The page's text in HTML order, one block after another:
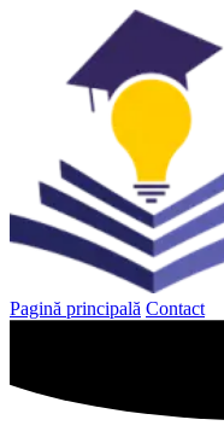
Pagină principală Contact